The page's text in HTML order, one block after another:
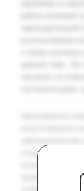
сложностью
технологий
правовых